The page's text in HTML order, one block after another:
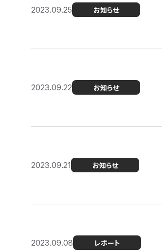
2023.09.25 お知らせ
2023.09.22 お知らせ
2023.09.21 お知らせ
2023.09.08 レポート